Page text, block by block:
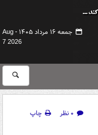
جمعه ۱۶ مرداد ۱۴۰۵ -
Aug
7 2026
۰ نظر
چاپ